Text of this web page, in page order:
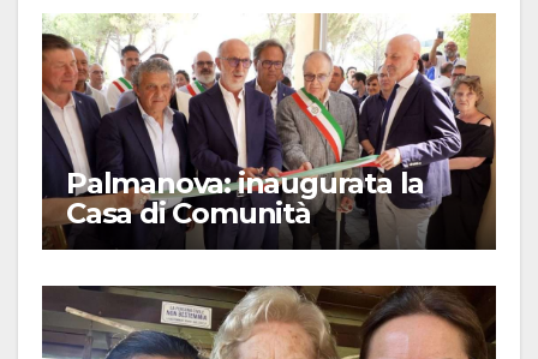
Palmanova: inaugurata la
Casa di Comunità